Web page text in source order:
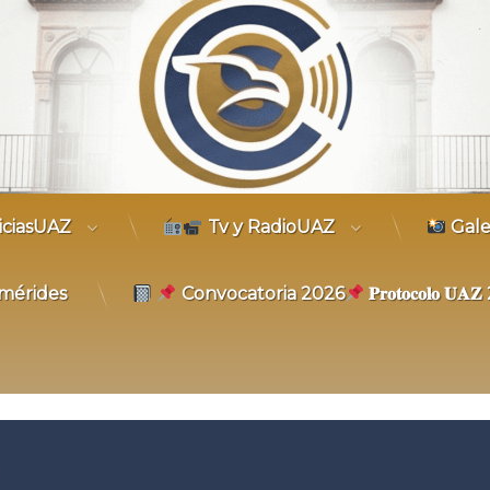
Tv y RadioUAZ
Convocatoria 2026 𝐏𝐫𝐨𝐭𝐨𝐜𝐨𝐥𝐨